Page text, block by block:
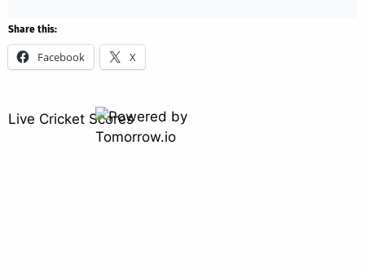
Share this:
Facebook X
Live Cricket Scores